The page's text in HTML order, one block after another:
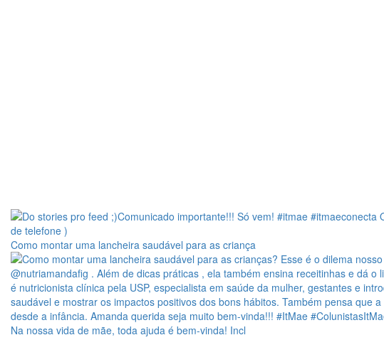
Como montar uma lancheira saudável para as criança
Na nossa vida de mãe, toda ajuda é bem-vinda! Incl